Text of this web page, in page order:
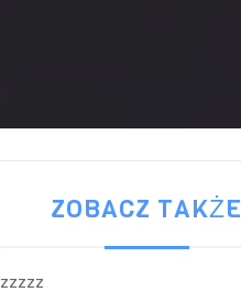
ZOBACZ TAKŻE
zzzzz